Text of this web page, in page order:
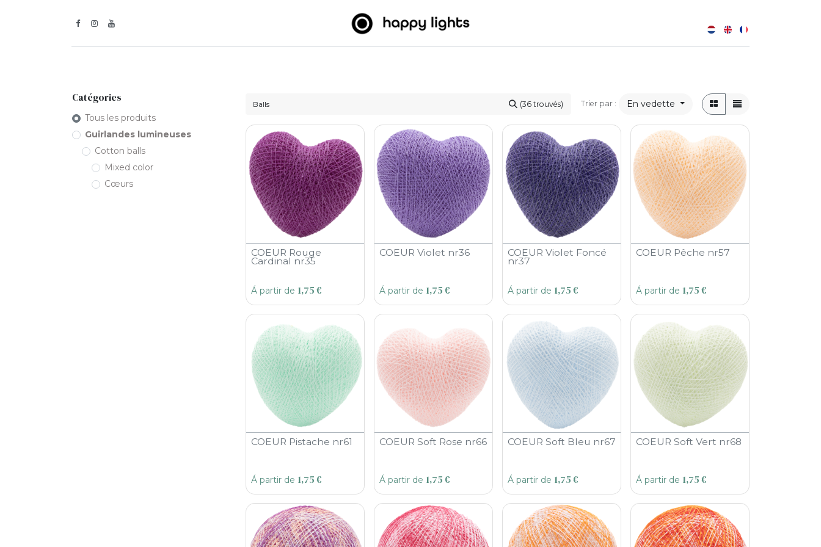
Catégories
Tous les produits
Guirlandes lumineuses
Cotton balls
Mixed color
Cœurs
(36 trouvés) Trier par : En vedette
COEUR Rouge
Cardinal nr35
Á partir de 1,75€
COEUR Violet nr36
Á partir de 1,75€
COEUR Violet Foncé
nr37
Á partir de 1,75€
COEUR Pêche nr57
Á partir de 1,75€
COEUR Pistache nr61
Á partir de 1,75€
COEUR Soft Rose nr66
Á partir de 1,75€
COEUR Soft Bleu nr67
Á partir de 1,75€
COEUR Soft Vert nr68
Á partir de 1,75€